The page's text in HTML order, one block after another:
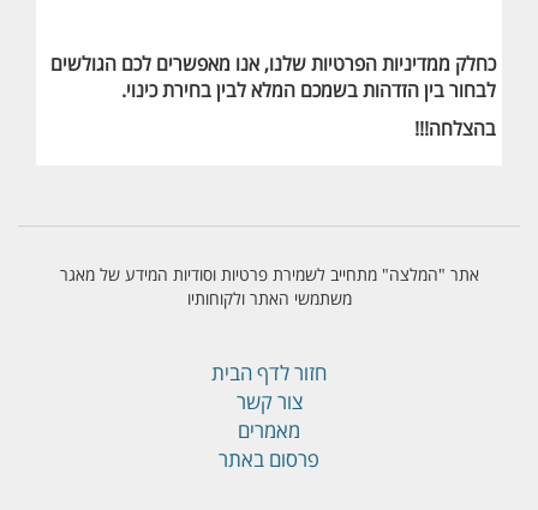
כחלק ממדיניות הפרטיות שלנו, אנו מאפשרים לכם הגולשים
לבחור בין הזדהות בשמכם המלא לבין בחירת כינוי.
בהצלחה!!!
אתר "המלצה" מתחייב לשמירת פרטיות וסודיות המידע של מאגר
משתמשי האתר ולקוחותיו
חזור לדף הבית
צור קשר
מאמרים
פרסום באתר